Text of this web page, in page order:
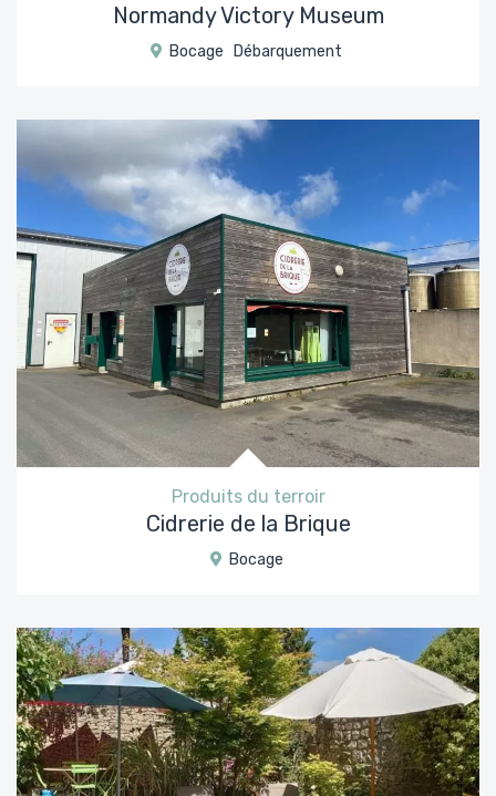
Normandy Victory Museum
Bocage Débarquement
Produits du terroir
Cidrerie de la Brique
Bocage